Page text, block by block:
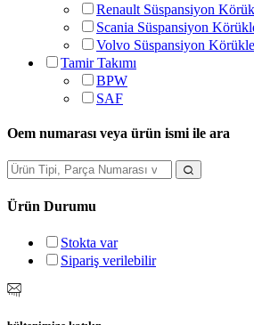
Renault Süspansiyon
Scania Süspansiyon
Volvo Süspansiyon
Tamir Takımı
BPW
SAF
Oem numarası veya ürün ismi ile ara
Ürün Durumu
Stokta var
Sipariş verilebilir